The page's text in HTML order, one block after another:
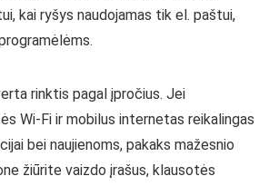
kai ryšys naudojamas tik el. paštui,
rinktis pagal įpročius. Jei
Wi-Fi ir mobilus internetas reikalingas
bei naujienoms, pakaks mažesnio
žiūrite vaizdo įrašus, klausotės